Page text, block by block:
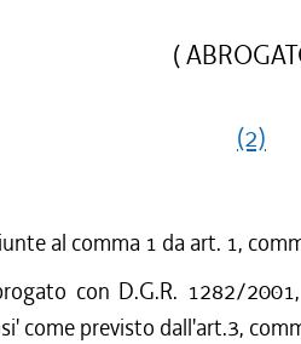
(
(2)
al comma 1 da art. 1,
con D.G.R. 1282/
come previsto dall'art.3,